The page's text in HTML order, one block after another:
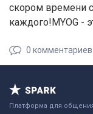
скором времени
каждого!MYOG -
0 комментариев
Платформа для